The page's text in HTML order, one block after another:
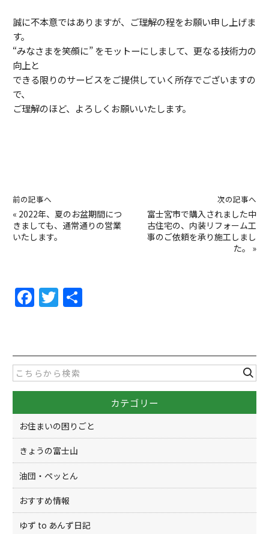
誠に不本意ではありますが、ご理解の程をお願い申し上げま
す。
“みなさまを笑顔に” をモットーにしまして、更なる技術力の
向上と
できる限りのサービスをご提供していく所存でございますの
で、
ご理解のほど、よろしくお願いいたします。
前の記事へ
« 2022年、夏のお盆期間につ
きましても、通常通りの営業
いたします。
次の記事へ
富士宮市で購入されました中
古住宅の、内装リフォーム工
事のご依頼を承り施工しまし
た。
»
F
a
e
b
o
o
k
T
w
er
カテゴリー
お住まいの困りごと
きょうの富士山
油団・ペッとん
おすすめ情報
ゆず to あんず日記